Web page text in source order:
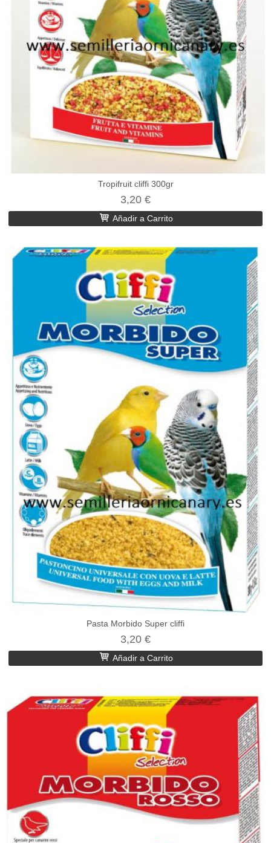
Tropifruit cliffi 300gr
3,20 €
Añadir a Carrito
Pasta Morbido Super cliffi
3,20 €
Añadir a Carrito